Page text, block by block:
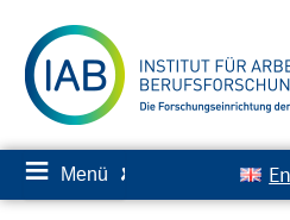
zum
Inhalt
≡ Menü ✘